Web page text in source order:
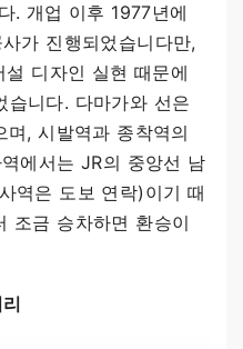
. 개업 이후 1977년에
가 진행되었습니다만,
디자인 실현 때문에
습니다. 다마가와 선은
, 시발역과 종착역의
에서는 JR의 중앙선 남
역은 도보 연락)이기 때
조금 승차하면 환승이